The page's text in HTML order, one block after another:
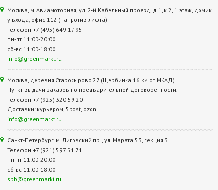
Москва, м. Авиамоторная, ул. 2‑й Кабельный проезд, д.1, к.2, 1 этаж, домик
у входа, офис 112 (напротив лифта)
Телефон +7 (495) 649 17 95
пн-пт 11:00-20:00
сб-вс 11:00-18:00
info@greenmarkt.ru
Москва, деревня Старосырово 27 (Щербинка 16 км от МКАД)
Пункт выдачи заказов по предварительной договоренности.
Телефон +7 (925) 320 59 20
Доставки: курьером, 5post, ozon.
info@greenmarkt.ru
Санкт-Петербург, м. Лиговский пр., ул. Марата 53, секция 3
Телефон +7 (921) 597 51 71
пн-пт 11:00-20:00
сб-вс 11:00-18:00
spb@greenmarkt.ru